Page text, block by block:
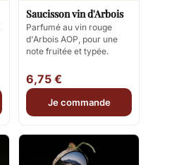
Saucisson vin d'Arbois
Parfumé au vin rouge
d'Arbois AOP, pour une
note fruitée et typée.
6,75 €
Je commande